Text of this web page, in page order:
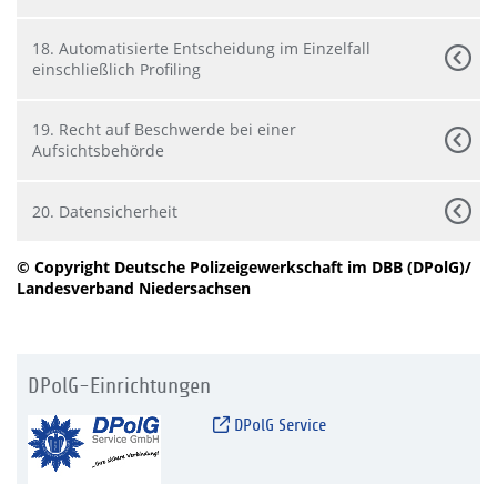
18. Automatisierte Entscheidung im Einzelfall
einschließlich Profiling
19. Recht auf Beschwerde bei einer
Aufsichtsbehörde
20. Datensicherheit
© Copyright Deutsche Polizeigewerkschaft im DBB (DPolG)/
Landesverband Niedersachsen
DPolG-Einrichtungen
DPolG Service